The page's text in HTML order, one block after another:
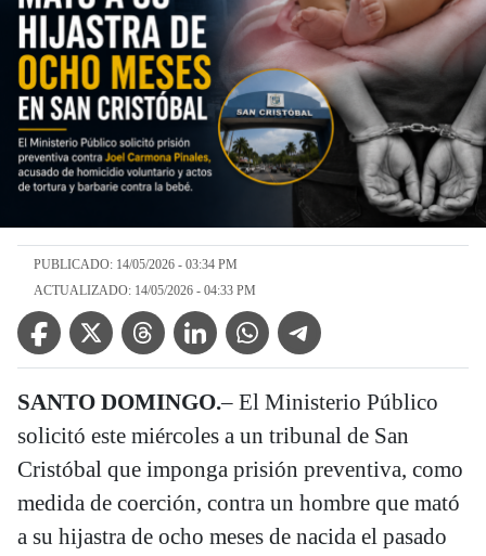
PUBLICADO: 14/05/2026 - 03:34 PM
ACTUALIZADO: 14/05/2026 - 04:33 PM
Facebook IconTwitter IconThreads IconLinkedin IconWhatsApp IconTelegram Icon
SANTO DOMINGO.– El Ministerio Público
solicitó este miércoles a un tribunal de San
Cristóbal que imponga prisión preventiva, como
medida de coerción, contra un hombre que mató
a su hijastra de ocho meses de nacida el pasado